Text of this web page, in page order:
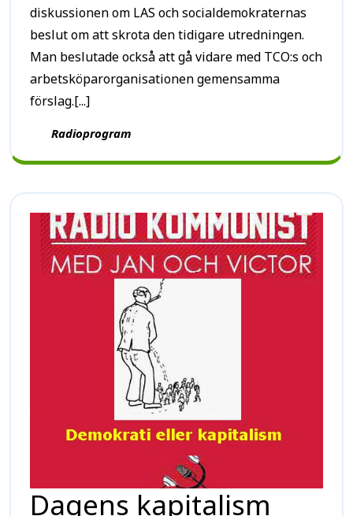
diskussionen om LAS och socialdemokraternas
beslut om att skrota den tidigare utredningen.
Man beslutade också att gå vidare med TCO:s och
arbetsköparorganisationen gemensamma
förslag.[...]
Radioprogram
Dagens kapitalism